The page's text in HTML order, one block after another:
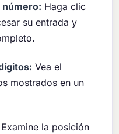
número: Haga clic
su entrada y
Vea el
mostrados en un
Examine la posición